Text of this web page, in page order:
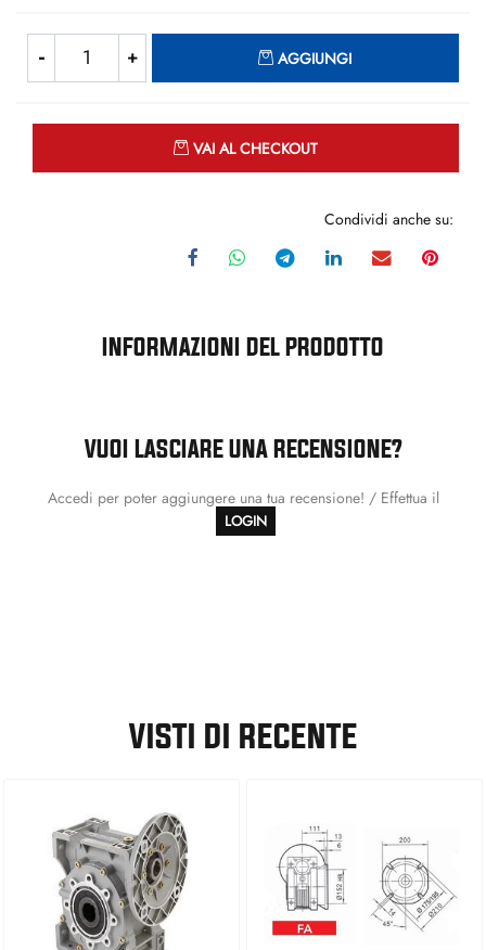
AGGIUNGI
VAI AL CHECKOUT
Condividi anche su:
INFORMAZIONI DEL PRODOTTO
VUOI LASCIARE UNA RECENSIONE?
Accedi per poter aggiungere una tua recensione! / Effettua il
LOGIN
VISTI DI RECENTE